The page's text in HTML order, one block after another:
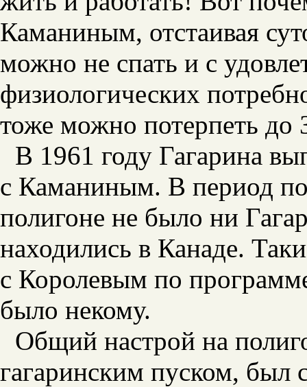
Каманиным, отстаивая
можно не спать и с
физиологических
тоже можно потерпеть до
В 1961 году Гагарина
с Каманиным. В период
полигоне не было ни
находились в Канаде.
с Королевым по
было некому.
Общий настрой на
гагаринским пуском, был